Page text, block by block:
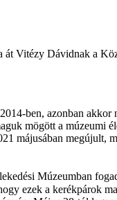
Vitézy Dávidnak a
ben, azonban
mögött a
májusában megújult,
Múzeumban
ezek a kerékpárok